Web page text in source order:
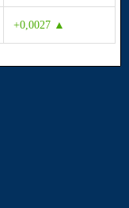
+0,0027 ▲